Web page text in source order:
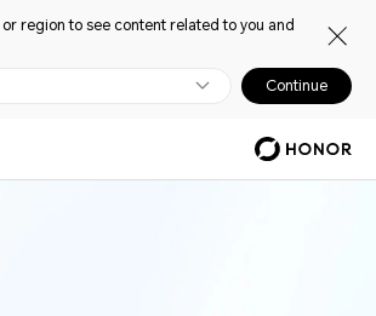
region to see content related to you and
Continue